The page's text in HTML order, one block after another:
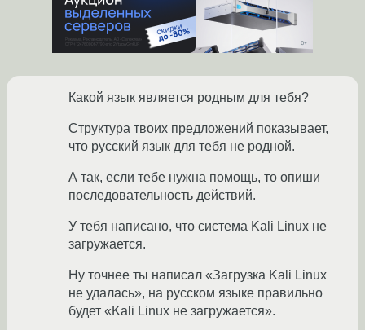
Какой язык является родным для тебя?
Структура твоих предложений показывает,
что русский язык для тебя не родной.
А так, если тебе нужна помощь, то опиши
последовательность действий.
У тебя написано, что система Kali Linux не
загружается.
Ну точнее ты написал «Загрузка Kali Linux
не удалась», на русском языке правильно
будет «Kali Linux не загружается».